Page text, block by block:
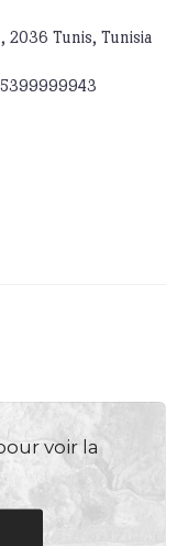
2036 Tunis, Tunisia
voir la